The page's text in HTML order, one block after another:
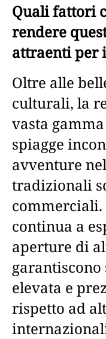
Quali fattori
rendere
attraenti per
Oltre alle
culturali, la
vasta
spiagge
avventure
tradizionali
commerciali.
continua a
aperture di
elevata e
rispetto ad